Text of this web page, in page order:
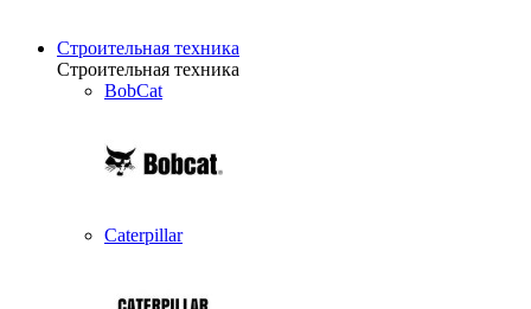
Строительная техника
Строительная техника
BobCat
Caterpillar